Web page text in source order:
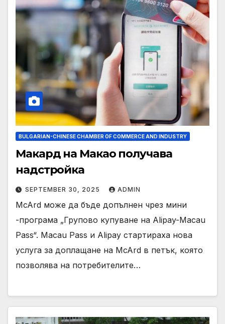
BULGARIAN-CHINESE CHAMBER OF COMMERCE AND INDUSTRY
Макард на Макао получава
надстройка
SEPTEMBER 30, 2025 ADMIN
McArd може да бъде допълнен чрез мини
-програма „Групово купуване на Alipay-Macau
Pass“. Macau Pass и Alipay стартираха нова
услуга за доплащане на McArd в петък, която
позволява на потребителите…